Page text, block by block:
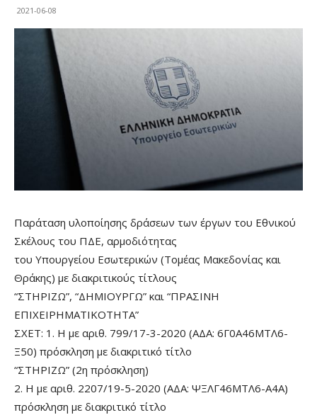
2021-06-08
Παράταση υλοποίησης δράσεων των έργων του Εθνικού
Σκέλους του ΠΔΕ, αρμοδιότητας
του Υπουργείου Εσωτερικών (Τομέας Μακεδονίας και
Θράκης) με διακριτικούς τίτλους
“ΣΤΗΡΙΖΩ”, “ΔΗΜΙΟΥΡΓΩ” και “ΠΡΑΣΙΝΗ
ΕΠΙΧΕΙΡΗΜΑΤΙΚΟΤΗΤΑ”
ΣΧΕΤ: 1. Η με αριθ. 799/17-3-2020 (ΑΔΑ: 6Γ0Α46ΜΤΛ6-
Ξ50) πρόσκληση με διακριτικό τίτλο
“ΣΤΗΡΙΖΩ” (2η πρόσκληση)
2. Η με αριθ. 2207/19-5-2020 (ΑΔΑ: ΨΞΛΓ46ΜΤΛ6-Α4Α)
πρόσκληση με διακριτικό τίτλο